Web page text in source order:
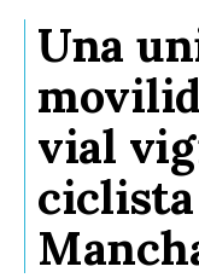
Una
vial